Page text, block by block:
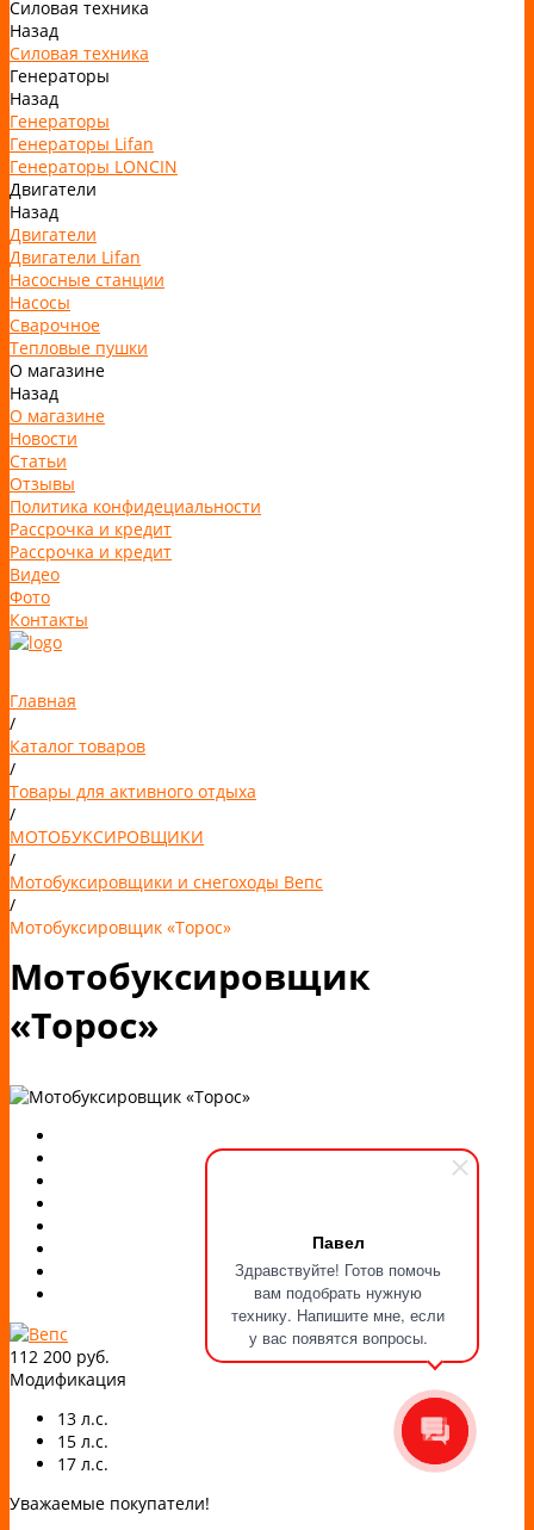
Павел
Здравствуйте! Готов помочь
вам подобрать нужную
технику. Напишите мне, если
у вас появятся вопросы.
Силовая техника
Назад
Силовая техника
Генераторы
Назад
Генераторы
Генераторы Lifan
Генераторы LONCIN
Двигатели
Назад
Двигатели
Двигатели Lifan
Насосные станции
Насосы
Сварочное
Тепловые пушки
О магазине
Назад
О магазине
Новости
Статьи
Отзывы
Политика конфидециальности
Рассрочка и кредит
Рассрочка и кредит
Видео
Фото
Контакты
Главная
/
Каталог товаров
/
Товары для активного отдыха
/
МОТОБУКСИРОВЩИКИ
/
Мотобуксировщики и снегоходы Вепс
/
Мотобуксировщик «Торос»
Мотобуксировщик
«Торос»
112 200 руб.
Модификация
13 л.с.
15 л.с.
17 л.с.
Уважаемые покупатели!